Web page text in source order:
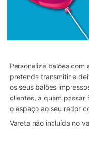
Personalize balões com
pretende transmitir e
os seus balões
clientes, a quem passar
o espaço ao seu redor
Vareta não incluída no